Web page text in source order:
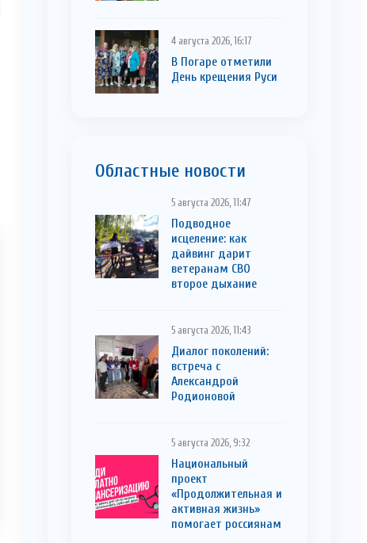
4 августа 2026, 16:17
В Погаре отметили
День крещения Руси
Областные новости
5 августа 2026, 11:47
Подводное
исцеление: как
дайвинг дарит
ветеранам СВО
второе дыхание
5 августа 2026, 11:43
Диалог поколений:
встреча с
Александрой
Родионовой
5 августа 2026, 9:32
Национальный
проект
«Продолжительная и
активная жизнь»
помогает россиянам